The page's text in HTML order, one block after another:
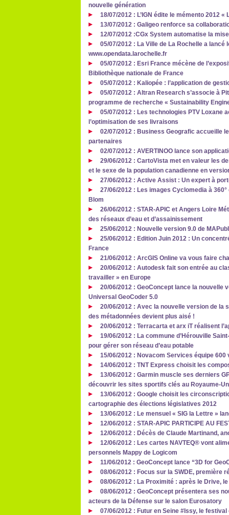
nouvelle génération
18/07/2012 : L’IGN édite le mémento 2012
13/07/2012 : Galigeo renforce sa
12/07/2012 :CGx System automatise la
05/07/2012 : La Ville de La Rochelle a lancé
www.opendata.larochelle.fr
05/07/2012 : Esri France mécène de
Bibliothèque nationale de France
05/07/2012 : Kaliopée : l’application de
05/07/2012 : Altran Research s’associe à
programme de recherche « Sustainability
05/07/2012 : Les technologies PTV Loxane
l’optimisation de ses livraisons
02/07/2012 : Business Geografic accueille
partenaires
02/07/2012 : AVERTINOO lance son
29/06/2012 : CartoVista met en valeur les
et le sexe de la population canadienne en
27/06/2012 : Active Assist : Un expert à
27/06/2012 : Les images Cyclomedia à
Blom
26/06/2012 : STAR-APIC et Angers Loire
des réseaux d’eau et d’assainissement
25/06/2012 : Nouvelle version 9.0 de
25/06/2012 : Edition Juin 2012 : Un
France
21/06/2012 : ArcGIS Online va vous faire
20/06/2012 : Autodesk fait son entrée au
travailler » en Europe
20/06/2012 : GeoConcept lance la nouvelle
Universal GeoCoder 5.0
20/06/2012 : Avec la nouvelle version de
des métadonnées devient plus aisé !
20/06/2012 : Terracarta et arx iT réalisent
19/06/2012 : La commune d’Hérouville
pour gérer son réseau d’eau potable
15/06/2012 : Novacom Services équipe 600
14/06/2012 : TNT Express choisit les
13/06/2012 : Garmin muscle ses derniers
découvrir les sites sportifs clés au Royaume-
13/06/2012 : Google choisit les
cartographie des élections législatives 2012
13/06/2012 : Le mensuel « SIG la Lettre »
12/06/2012 : STAR-APIC PARTICIPE AU
12/06/2012 : Décès de Claude Martinand,
12/06/2012 : Les cartes NAVTEQ® vont
personnels Mappy de Logicom
11/06/2012 : GeoConcept lance “3D for
08/06/2012 : Focus sur la SWDE, première
08/06/2012 : La Proximité : après le Drive,
08/06/2012 : GeoConcept présentera ses
acteurs de la Défense sur le salon Eurosatory
07/06/2012 : Futur en Seine #Issy, le